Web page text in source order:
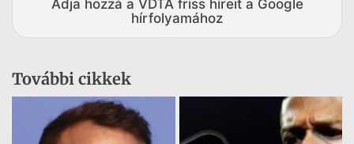
Adja hozzá a VDTA friss híreit a Google
hírfolyamához
További cikkek